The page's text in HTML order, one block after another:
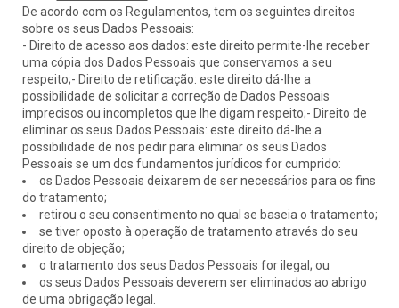
De acordo com os Regulamentos, tem os seguintes direitos
sobre os seus Dados Pessoais:
- Direito de acesso aos dados: este direito permite-lhe receber
uma cópia dos Dados Pessoais que conservamos a seu
respeito;- Direito de retificação: este direito dá-lhe a
possibilidade de solicitar a correção de Dados Pessoais
imprecisos ou incompletos que lhe digam respeito;- Direito de
eliminar os seus Dados Pessoais: este direito dá-lhe a
possibilidade de nos pedir para eliminar os seus Dados
Pessoais se um dos fundamentos jurídicos for cumprido:
os Dados Pessoais deixarem de ser necessários para os fins
do tratamento;
retirou o seu consentimento no qual se baseia o tratamento;
se tiver oposto à operação de tratamento através do seu
direito de objeção;
o tratamento dos seus Dados Pessoais for ilegal; ou
os seus Dados Pessoais deverem ser eliminados ao abrigo
de uma obrigação legal.